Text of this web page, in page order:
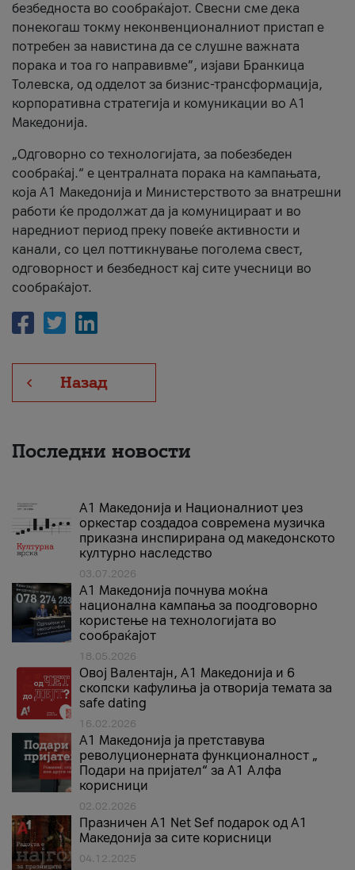
безбедноста во сообраќајот. Свесни сме дека
понекогаш токму неконвенционалниот пристап е
потребен за навистина да се слушне важната
порака и тоа го направивме”, изјави Бранкица
Толевска, од одделот за бизнис-трансформација,
корпоративна стратегија и комуникации во А1
Македонија.
„Одговорно со технологијата, за побезбеден
сообраќај.“ е централната порака на кампањата,
која A1 Македонија и Министерството за внатрешни
работи ќе продолжат да ја комуницираат и во
наредниот период преку повеќе активности и
канали, со цел поттикнување поголема свест,
одговорност и безбедност кај сите учесници во
сообраќајот.
Назад
Последни новости
А1 Македонија и Националниот џез
оркестар создадоа современа музичка
приказна инспирирана од македонското
културно наследство
03.07.2026
A1 Македонија почнува моќна
национална кампања за поодговорно
користење на технологијата во
сообраќајот
18.05.2026
Овој Валентајн, A1 Македонија и 6
скопски кафулиња ја отворија темата за
safe dating
16.02.2026
А1 Македонија ја претставува
револуционерната функционалност „
Подари на пријател“ за А1 Алфа
корисници
02.02.2026
Празничен A1 Net Sеf подарок од А1
Македонија за сите корисници
04.12.2025